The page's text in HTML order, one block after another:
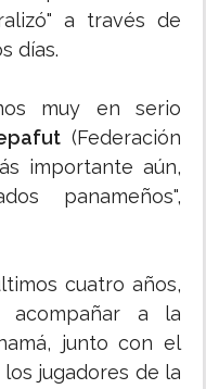
a través de
días.
muy en serio
(Federación
importante aún,
panameños",
cuatro años,
a la
junto con el
jugadores de la